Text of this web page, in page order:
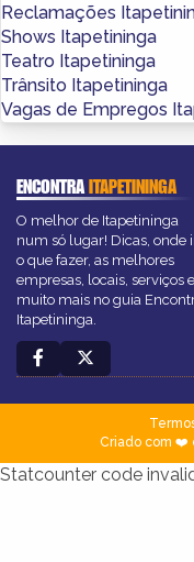
Reclamações
Shows Itapetininga
Teatro Itapetininga
Trânsito Itapetininga
Vagas de Empregos
ENCONTRAITAPETININGA
O melhor de Itapetininga
num só lugar! Dicas, onde
o que fazer, as melhores
empresas, locais, serviços e
muito mais no guia
Itapetininga.
Criado com ❤️
Statcounter code